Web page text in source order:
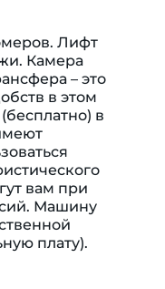
Лифт
Камера
– это
в этом
в
вам при
Машину
плату).